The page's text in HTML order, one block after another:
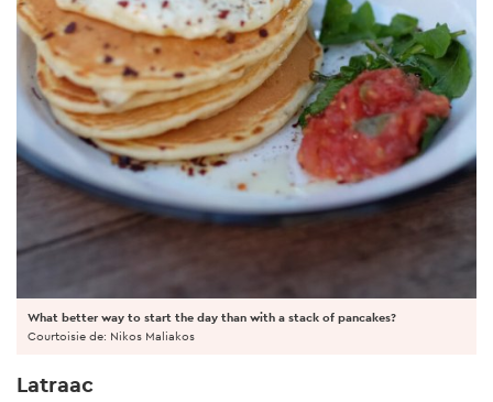
What better way to start the day than with a stack of pancakes?
Courtoisie de: Nikos Maliakos
Latraac